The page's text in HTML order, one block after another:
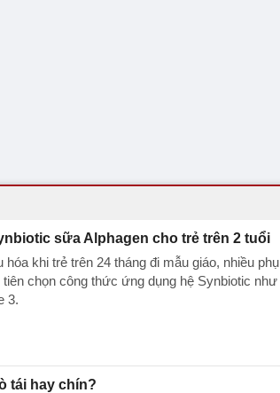
sữa Alphagen cho trẻ trên 2 tuổi
hóa khi trẻ trên 24 tháng đi mẫu giáo, nhiều phụ
tiên chọn công thức ứng dụng hệ Synbiotic như
3.
tái hay chín?